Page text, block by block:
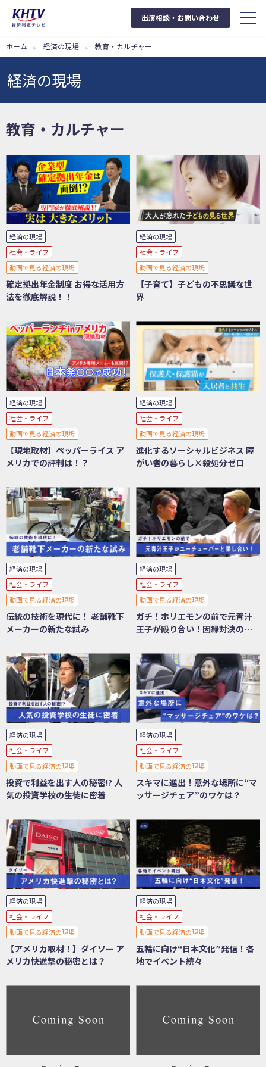
出演相談・お問い合わせ
ホーム 経済の現場 教育・カルチャー
経済の現場
教育・カルチャー
経済の現場
社会・ライフ
動画で見る経済の現場
確定拠出年金制度 お得な活用方
法を徹底解説！！
経済の現場
社会・ライフ
動画で見る経済の現場
【子育て】子どもの不思議な世
界
経済の現場
社会・ライフ
動画で見る経済の現場
【現地取材】ペッパーライス ア
メリカでの評判は！？
経済の現場
社会・ライフ
動画で見る経済の現場
進化するソーシャルビジネス 障
がい者の暮らし×殺処分ゼロ
経済の現場
社会・ライフ
動画で見る経済の現場
伝統の技術を現代に！ 老舗靴下
メーカーの新たな試み
経済の現場
社会・ライフ
動画で見る経済の現場
ガチ！ホリエモンの前で元青汁
王子が殴り合い！因縁対決の舞
経済の現場
社会・ライフ
動画で見る経済の現場
投資で利益を出す人の秘密!? 人
気の投資学校の生徒に密着
経済の現場
社会・ライフ
動画で見る経済の現場
スキマに進出！意外な場所に“マ
ッサージチェア”のワケは？
経済の現場
社会・ライフ
動画で見る経済の現場
【アメリカ取材！】ダイソー ア
メリカ快進撃の秘密とは？
経済の現場
社会・ライフ
動画で見る経済の現場
五輪に向け“日本文化”発信！各
地でイベント続々